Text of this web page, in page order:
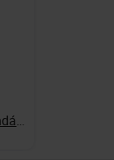
Corantes de contraste secundários EA-50